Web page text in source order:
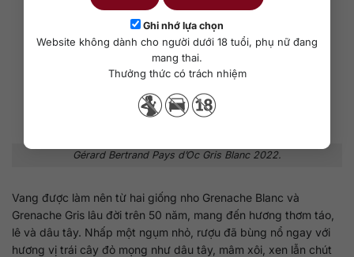
Ghi nhớ lựa chọn
Website không dành cho người dưới 18 tuổi, phụ nữ đang
mang thai.
Thưởng thức có trách nhiệm
Gérard Bertrand Pays d’Oc Gris Blanc 2022.
Vang được làm nên từ hai giống nho Grenache Blanc và
Grenache Gris lâu đời trên 50 năm, mang đến hương thơm táo,
lê và dâu tây. Nhấp một ngụm nhỏ, rượu đã bùng nổ ngay với
hương vị trái cây đỏ mọng như dâu tây, mâm xôi, xen lẫn chút